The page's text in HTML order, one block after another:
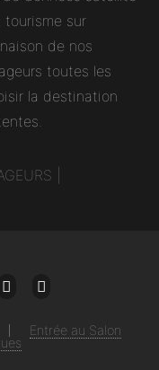
tourisme sur
de nos
toutes les
la destination
Entrée au Salon